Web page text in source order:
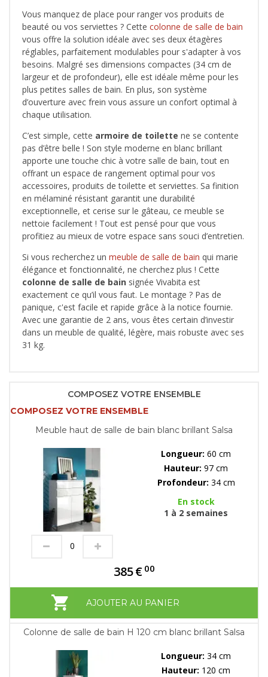
Vous manquez de place pour ranger vos produits de
beauté ou vos serviettes ? Cette colonne de salle de bain
vous offre la solution idéale avec ses deux étagères
réglables, parfaitement modulables pour s'adapter à vos
besoins. Malgré ses dimensions compactes (34 cm de
largeur et de profondeur), elle est idéale même pour les
plus petites salles de bain. En plus, son système
d’ouverture avec frein vous assure un confort optimal à
chaque utilisation.
C’est simple, cette armoire de toilette ne se contente
pas d’être belle ! Son style moderne en blanc brillant
apporte une touche chic à votre salle de bain, tout en
offrant un espace de rangement optimal pour vos
accessoires, produits de toilette et serviettes. Sa finition
en mélaminé résistant garantit une durabilité
exceptionnelle, et cerise sur le gâteau, ce meuble se
nettoie facilement ! Tout est pensé pour que vous
profitiez au mieux de votre espace sans souci d’entretien.
Si vous recherchez un meuble de salle de bain qui marie
élégance et fonctionnalité, ne cherchez plus ! Cette
colonne de salle de bain signée Vivabita est
exactement ce qu’il vous faut. Le montage ? Pas de
panique, c'est facile et rapide grâce à la notice fournie.
Avec une garantie de 2 ans, vous êtes certain d’investir
dans un meuble de qualité, légère, mais robuste avec ses
31 kg.
COMPOSEZ VOTRE ENSEMBLE
COMPOSEZ VOTRE ENSEMBLE
Meuble haut de salle de bain blanc brillant Salsa
Longueur: 60 cm
Hauteur: 97 cm
Profondeur: 34 cm
En stock
1 à 2 semaines
385€ 00
AJOUTER AU PANIER
Colonne de salle de bain H 120 cm blanc brillant Salsa
Longueur: 34 cm
Hauteur: 120 cm